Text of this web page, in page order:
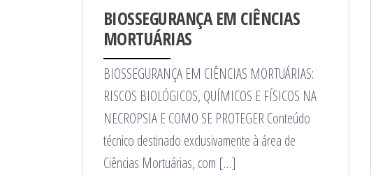
BIOSSEGURANÇA EM CIÊNCIAS
MORTUÁRIAS
BIOSSEGURANÇA EM CIÊNCIAS MORTUÁRIAS:
RISCOS BIOLÓGICOS, QUÍMICOS E FÍSICOS NA
NECROPSIA E COMO SE PROTEGER Conteúdo
técnico destinado exclusivamente à área de
Ciências Mortuárias, com […]